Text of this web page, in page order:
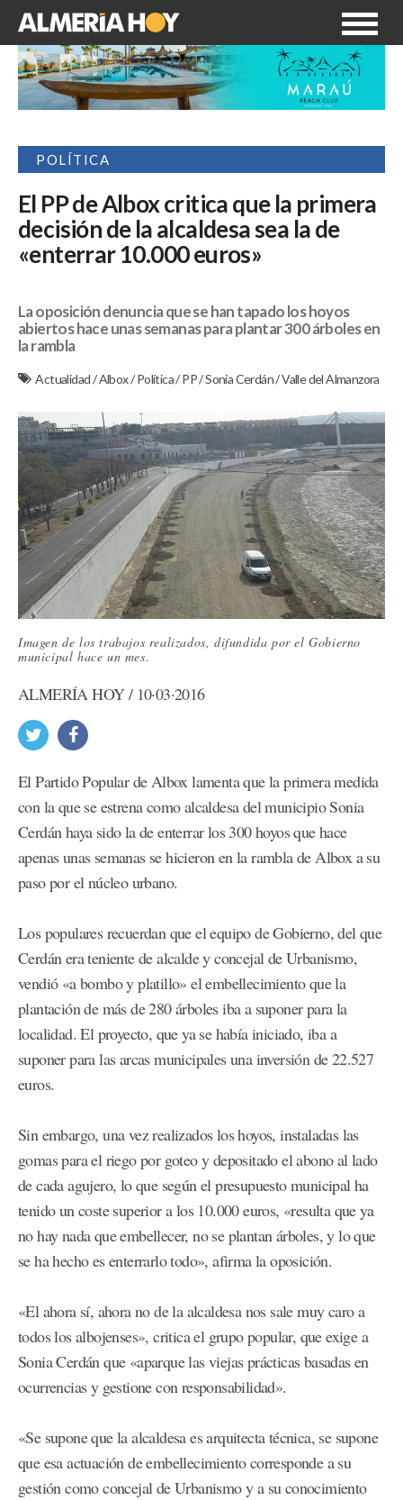
POLÍTICA
El PP de Albox critica que la primera
decisión de la alcaldesa sea la de
«enterrar 10.000 euros»
La oposición denuncia que se han tapado los hoyos
abiertos hace unas semanas para plantar 300 árboles en
la rambla
Actualidad/Albox/Política/PP/Sonia Cerdán/Valle del Almanzora
Imagen de los trabajos realizados, difundida por el Gobierno
municipal hace un mes.
ALMERÍA HOY / 10·03·2016
El Partido Popular de Albox lamenta que la primera medida
con la que se estrena como alcaldesa del municipio Sonia
Cerdán haya sido la de enterrar los 300 hoyos que hace
apenas unas semanas se hicieron en la rambla de Albox a su
paso por el núcleo urbano.
Los populares recuerdan que el equipo de Gobierno, del que
Cerdán era teniente de alcalde y concejal de Urbanismo,
vendió «a bombo y platillo» el embellecimiento que la
plantación de más de 280 árboles iba a suponer para la
localidad. El proyecto, que ya se había iniciado, iba a
suponer para las arcas municipales una inversión de 22.527
euros.
Sin embargo, una vez realizados los hoyos, instaladas las
gomas para el riego por goteo y depositado el abono al lado
de cada agujero, lo que según el presupuesto municipal ha
tenido un coste superior a los 10.000 euros, «resulta que ya
no hay nada que embellecer, no se plantan árboles, y lo que
se ha hecho es enterrarlo todo», afirma la oposición.
«El ahora sí, ahora no de la alcaldesa nos sale muy caro a
todos los albojenses», critica el grupo popular, que exige a
Sonia Cerdán que «aparque las viejas prácticas basadas en
ocurrencias y gestione con responsabilidad».
«Se supone que la alcaldesa es arquitecta técnica, se supone
que esa actuación de embellecimiento corresponde a su
gestión como concejal de Urbanismo y a su conocimiento